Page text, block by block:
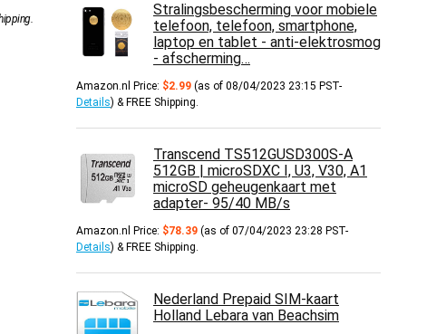
.
Stralingsbescherming voor mobiele
telefoon, telefoon, smartphone,
laptop en tablet - anti-elektrosmog
- afscherming…
Amazon.nl Price: $2.99 (as of 08/04/2023 23:15 PST-
Details) & FREE Shipping.
Transcend TS512GUSD300S-A
512GB | microSDXC I, U3, V30, A1
microSD geheugenkaart met
adapter- 95/40 MB/s
Amazon.nl Price: $78.39 (as of 07/04/2023 23:28 PST-
Details) & FREE Shipping.
Nederland Prepaid SIM-kaart
Holland Lebara van Beachsim